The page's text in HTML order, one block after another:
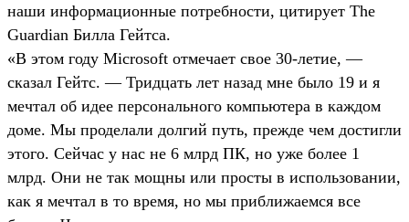
наши информационные потребности, цитирует The
Guardian Билла Гейтса.
«В этом году Microsoft отмечает свое 30-летие, —
сказал Гейтс. — Тридцать лет назад мне было 19 и я
мечтал об идее персонального компьютера в каждом
доме. Мы проделали долгий путь, прежде чем достигли
этого. Сейчас у нас не 6 млрд ПК, но уже более 1
млрд. Они не так мощны или просты в использовании,
как я мечтал в то время, но мы приближаемся все